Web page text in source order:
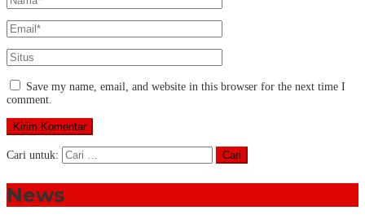
Save my name, email, and website in this browser for the next time I
comment.
Cari untuk:
News